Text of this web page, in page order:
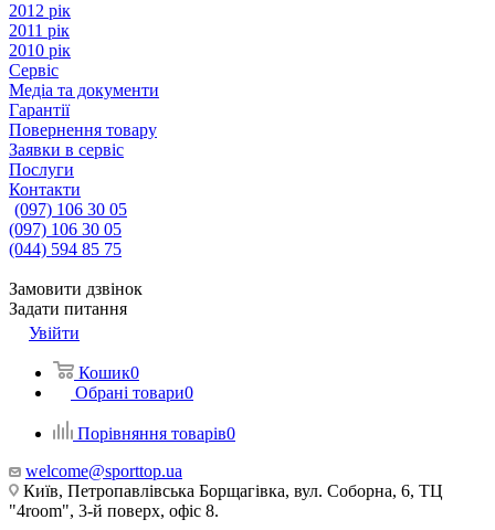
2012 рік
2011 рік
2010 рік
Сервіс
Медіа та документи
Гарантії
Повернення товару
Заявки в сервіс
Послуги
Контакти
(097) 106 30 05
(097) 106 30 05
(044) 594 85 75
Замовити дзвінок
Задати питання
Увійти
Кошик0
Обрані товари0
Порівняння товарів0
welcome@sporttop.ua
Київ, Петропавлівська Борщагівка, вул. Соборна, 6, ТЦ
"4room", 3-й поверх, офіс 8.